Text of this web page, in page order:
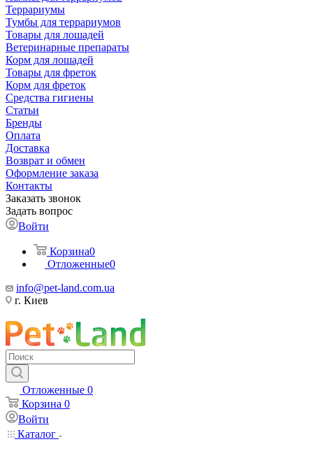
Террариумы
Тумбы для террариумов
Товары для лошадей
Ветеринарные препараты
Корм для лошадей
Товары для фреток
Корм для фреток
Средства гигиены
Статьи
Бренды
Оплата
Доставка
Возврат и обмен
Оформление заказа
Контакты
Заказать звонок
Задать вопрос
Войти
Корзина0
Отложенные0
info@pet-land.com.ua
г. Киев
Отложенные 0
Корзина 0
Войти
Каталог